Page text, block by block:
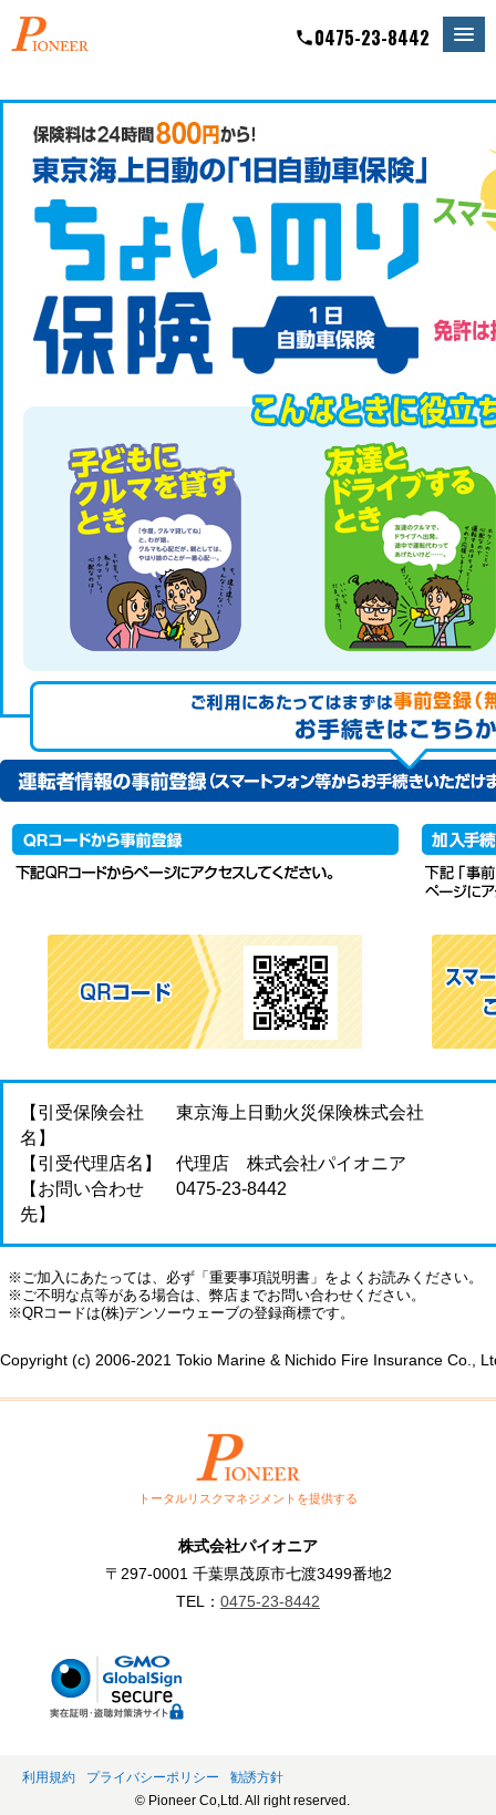
phone0475-23-8442
【引受保険会社
名】
東京海上日動火災保険株式会社
【引受代理店名】
代理店 株式会社パイオニア
【お問い合わせ
先】
0475-23-8442
※ご加入にあたっては、必ず「重要事項説明書」をよくお読みください。
※ご不明な点等がある場合は、弊店までお問い合わせください。
※QRコードは(株)デンソーウェーブの登録商標です。
Copyright (c) 2006-2021 Tokio Marine & Nichido Fire Insurance Co.,
トータルリスクマネジメントを提供する
株式会社パイオニア
〒297-0001 千葉県茂原市七渡3499番地2
TEL： 0475-23-8442
利用規約 プライバシーポリシー
勧誘方針
© Pioneer Co,Ltd. All right reserved.